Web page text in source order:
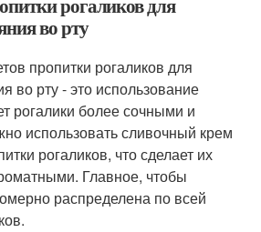
рогаликов для
во рту
пропитки рогаликов для
во рту - это использование
рогалики более сочными и
использовать сливочный крем
рогаликов, что сделает их
Главное, чтобы
распределена по всей